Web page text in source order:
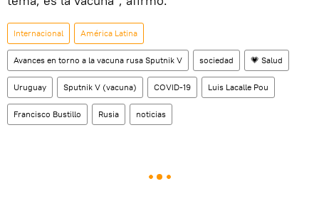
Internacional América Latina
Avances en torno a la vacuna rusa Sputnik V sociedad 💗 Salud
Uruguay Sputnik V (vacuna) COVID-19 Luis Lacalle Pou
Francisco Bustillo Rusia noticias